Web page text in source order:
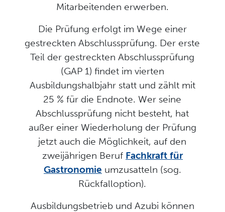
Mitarbeitenden erwerben.
Die Prüfung erfolgt im Wege einer
gestreckten Abschlussprüfung. Der erste
Teil der gestreckten Abschlussprüfung
(GAP 1) findet im vierten
Ausbildungshalbjahr statt und zählt mit
25 % für die Endnote. Wer seine
Abschlussprüfung nicht besteht, hat
außer einer Wiederholung der Prüfung
jetzt auch die Möglichkeit, auf den
zweijährigen Beruf Fachkraft für
Gastronomie umzusatteln (sog.
Rückfalloption).
Ausbildungsbetrieb und Azubi können